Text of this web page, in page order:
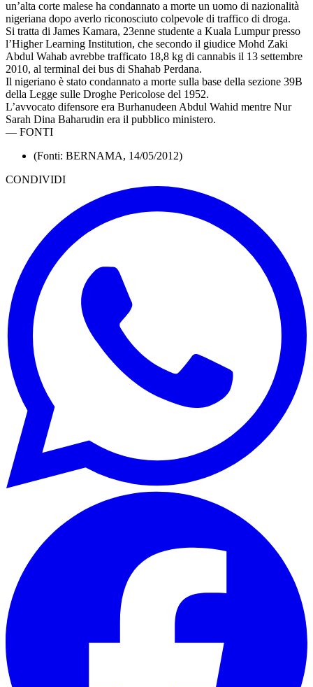
un’alta corte malese ha condannato a morte un uomo di nazionalità
nigeriana dopo averlo riconosciuto colpevole di traffico di droga.
Si tratta di James Kamara, 23enne studente a Kuala Lumpur presso
l’Higher Learning Institution, che secondo il giudice Mohd Zaki
Abdul Wahab avrebbe trafficato 18,8 kg di cannabis il 13 settembre
2010, al terminal dei bus di Shahab Perdana.
Il nigeriano è stato condannato a morte sulla base della sezione 39B
della Legge sulle Droghe Pericolose del 1952.
L’avvocato difensore era Burhanudeen Abdul Wahid mentre Nur
Sarah Dina Baharudin era il pubblico ministero.
— FONTI
(Fonti: BERNAMA, 14/05/2012)
CONDIVIDI